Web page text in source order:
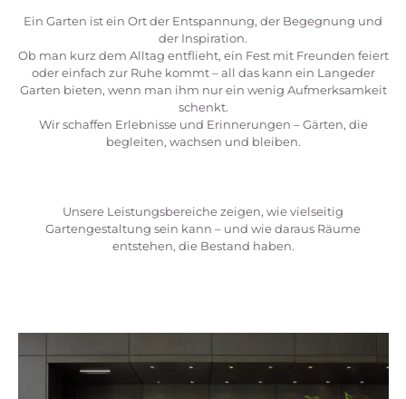
Ein Garten ist ein Ort der Entspannung, der Begegnung und
der Inspiration.
Ob man kurz dem Alltag entflieht, ein Fest mit Freunden feiert
oder einfach zur Ruhe kommt – all das kann ein Langeder
Garten bieten, wenn man ihm nur ein wenig Aufmerksamkeit
schenkt.
Wir schaffen Erlebnisse und Erinnerungen – Gärten, die
begleiten, wachsen und bleiben.
Unsere Leistungsbereiche zeigen, wie vielseitig
Gartengestaltung sein kann – und wie daraus Räume
entstehen, die Bestand haben.